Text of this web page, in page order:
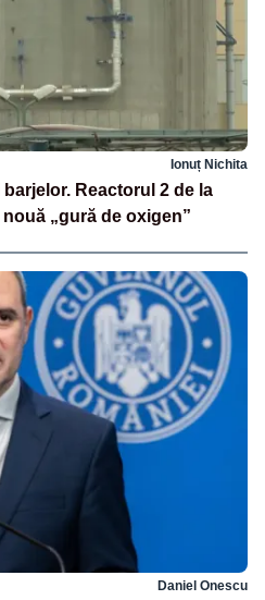
Ionuț Nichita
Reactorul 2 de la
„gură de oxigen”
Daniel Onescu